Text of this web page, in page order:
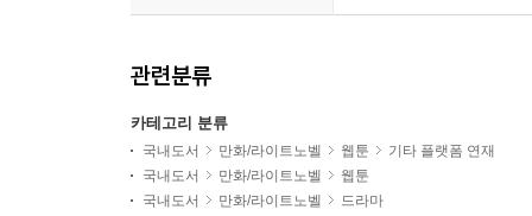
관련분류
카테고리 분류
국내도서 만화/라이트노벨 웹툰
기타 플랫폼 연재
국내도서
만화/라이트노벨
웹툰
국내도서
만화/라이트노벨
드라마